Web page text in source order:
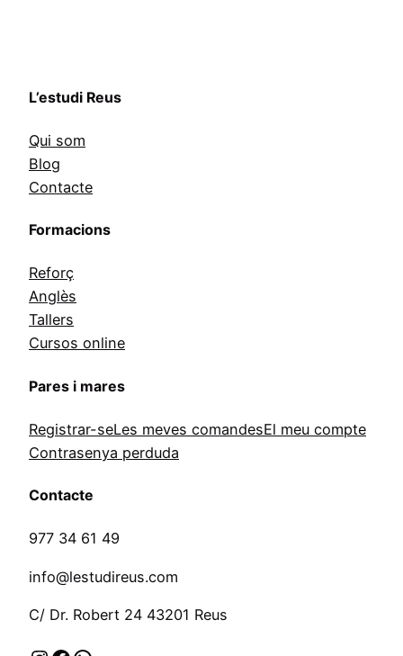
L’estudi Reus
Qui som
Blog
Contacte
Formacions
Reforç
Anglès
Tallers
Cursos online
Pares i mares
Registrar-seLes meves comandesEl meu compte
Contrasenya perduda
Contacte
977 34 61 49
info@lestudireus.com
C/ Dr. Robert 24 43201 Reus